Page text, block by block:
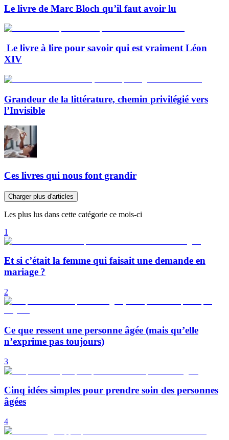
Le livre de Marc Bloch qu’il faut avoir lu
Le livre à lire pour savoir qui est vraiment Léon
XIV
Grandeur de la littérature, chemin privilégié vers
l’Invisible
Ces livres qui nous font grandir
Charger plus d'articles
Les plus lus dans cette catégorie ce mois-ci
1
Et si c’était la femme qui faisait une demande en
mariage ?
2
Ce que ressent une personne âgée (mais qu’elle
n’exprime pas toujours)
3
Cinq idées simples pour prendre soin des personnes
âgées
4